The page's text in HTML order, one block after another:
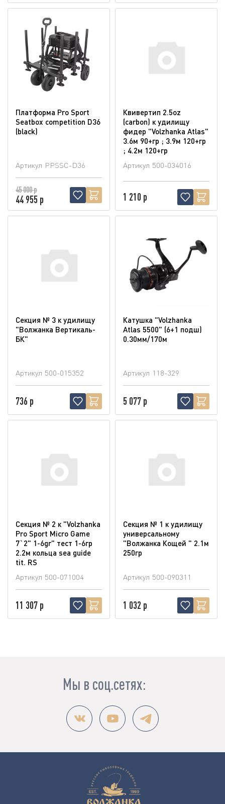
Платформа Pro Sport
Seatbox competition D36
(blaсk)
Артикул PPSSC-D36
45 000 р
44 955 р
Квивертип 2.5oz
(carbon) к удилищу
фидер "Volzhanka Atlas"
3.6м 90+гр ; 3.9м 120+гр
; 4.2м 120+гр
Артикул 500-034016
1 210 р
Секция № 3 к удилищу
"Волжанка Вертикаль-
БК"
Артикул 500-015352
736 р
Катушка "Volzhanka
Atlas 5500" (6+1 подш)
0.30мм/170м
Артикул 118-329
5 077 р
Секция № 2 к "Volzhanka
Pro Sport Micro Game
7`2" 1-6gr" тест 1-6гр
2.2м кольца sea guide
tit. RS
Артикул 500-071004
11 307 р
Секция № 1 к удилищу
универсальному
"Волжанка Кощей " 2.1м
250гр
Артикул 500-090311
1 032 р
Мы в соц.сетях: